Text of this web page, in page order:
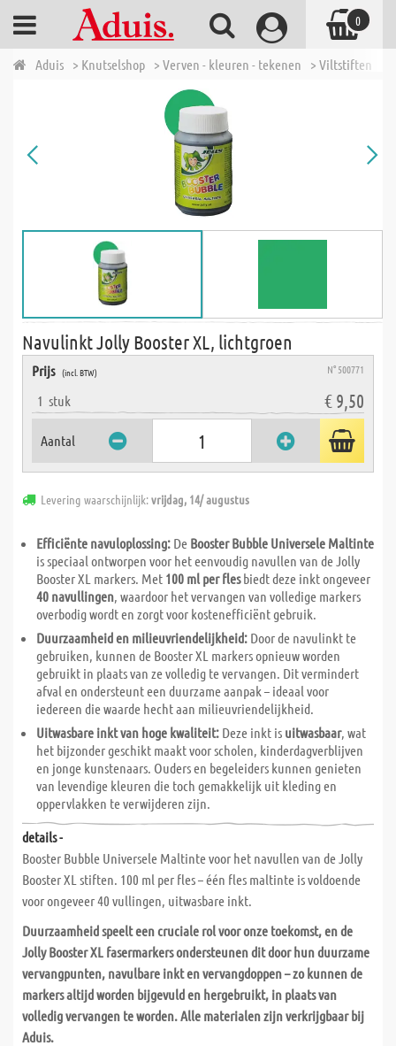
Aduis > Knutselshop > Verven - kleuren - tekenen > Viltstiften
Navulinkt Jolly Booster XL, lichtgroen
Prijs (incl. BTW) N° 500771
1 stuk € 9,50
Aantal
Levering waarschijnlijk:vrijdag, 14/ augustus
Efficiënte navuloplossing: De Booster Bubble Universele Maltinte
is speciaal ontworpen voor het eenvoudig navullen van de Jolly
Booster XL markers. Met 100 ml per flesbiedt deze inkt ongeveer
40 navullingen, waardoor het vervangen van volledige markers
overbodig wordt en zorgt voor kostenefficiënt gebruik.
Duurzaamheid en milieuvriendelijkheid: Door de navulinkt te
gebruiken, kunnen de Booster XL markers opnieuw worden
gebruikt in plaats van ze volledig te vervangen. Dit vermindert
afval en ondersteunt een duurzame aanpak – ideaal voor
iedereen die waarde hecht aan milieuvriendelijkheid.
Uitwasbare inkt van hoge kwaliteit: Deze inkt is uitwasbaar, wat
het bijzonder geschikt maakt voor scholen, kinderdagverblijven
en jonge kunstenaars. Ouders en begeleiders kunnen genieten
van levendige kleuren die toch gemakkelijk uit kleding en
oppervlakken te verwijderen zijn.
details -
Booster Bubble Universele Maltinte voor het navullen van de Jolly
Booster XL stiften. 100 ml per fles – één fles maltinte is voldoende
voor ongeveer 40 vullingen, uitwasbare inkt.
Duurzaamheid speelt een cruciale rol voor onze toekomst, en de
Jolly Booster XL fasermarkers ondersteunen dit door hun duurzame
vervangpunten, navulbare inkt en vervangdoppen – zo kunnen de
markers altijd worden bijgevuld en hergebruikt, in plaats van
volledig vervangen te worden. Alle materialen zijn verkrijgbaar bij
Aduis.
0